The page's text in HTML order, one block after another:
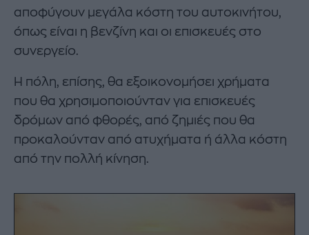
αποφύγουν μεγάλα κόστη του αυτοκινήτου,
όπως είναι η βενζίνη και οι επισκευές στο
συνεργείο.
Η πόλη, επίσης, θα εξοικονομήσει χρήματα
που θα χρησιμοποιούνταν για επισκευές
δρόμων από φθορές, από ζημιές που θα
προκαλούνταν από ατυχήματα ή άλλα κόστη
από την πολλή κίνηση.